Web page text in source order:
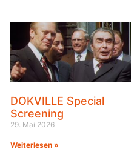
DOKVILLE Special
Screening
29. Mai 2026
Weiterlesen »